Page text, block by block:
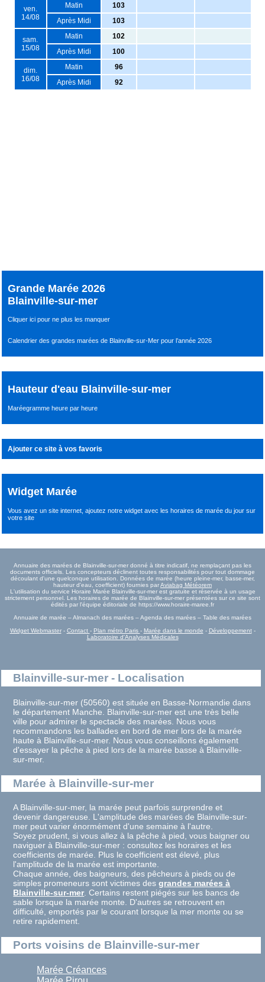
ven.
14/08
Matin
103
Après Midi
103
sam.
15/08
Matin
102
Après Midi
100
dim.
16/08
Matin
96
Après Midi
92
Grande Marée 2026
Blainville-sur-mer
Cliquer ici pour ne plus les manquer
Calendrier des grandes marées de Blainville-sur-Mer pour l’année 2026
Hauteur d'eau Blainville-sur-mer
Maréegramme heure par heure
Ajouter ce site à vos favoris
Widget Marée
Vous avez un site internet,ajoutez notre widget avec les horaires de marée du joursur
votre site
Annuaire des marées de Blainville-sur-mer donné à titre indicatif, ne remplaçant pas les
documents officiels. Les concepteurs déclinent toutes responsabilités pour tout dommage
découlant d'une quelconque utilisation. Données de marée (heure pleine-mer, basse-mer,
hauteur d'eau, coefficient) fournies parAviabag Météorem
L'utilisation du service Horaire Marée Blainville-sur-mer est gratuite et réservée à un usage
strictement personnel. Les horaires de marée de Blainville-sur-mer présentées sur ce site sont
édités par l'équipe éditoriale de https://www.horaire-maree.fr
Annuaire de marée – Almanach des marées – Agenda des marées – Table des marées
Widget Webmaster- Contact - Plan métro Paris - Marée dans le monde - Développement-
Laboratoire d'Analyses Médicales
Blainville-sur-mer - Localisation
Blainville-sur-mer (50560) est située en Basse-Normandie dans
le département Manche. Blainville-sur-mer est une très belle
ville pour admirer le spectacle des marées. Nous vous
recommandons les ballades en bord de mer lors de la marée
haute à Blainville-sur-mer. Nous vous conseillons également
d'essayer la pêche à pied lors de la marée basse à Blainville-
sur-mer.
Marée à Blainville-sur-mer
A Blainville-sur-mer, la marée peut parfois surprendre et
devenir dangereuse. L'amplitude des marées de Blainville-sur-
mer peut varier énormément d'une semaine à l'autre.
Soyez prudent, si vous allez à la pêche à pied, vous baigner ou
naviguer à Blainville-sur-mer : consultez les horaires et les
coefficients de marée. Plus le coefficient est élevé, plus
l'amplitude de la marée est importante.
Chaque année, des baigneurs, des pêcheurs à pieds ou de
simples promeneurs sont victimes desgrandes marées à
Blainville-sur-mer. Certains restent piégés sur les bancs de
sable lorsque la marée monte. D'autres se retrouvent en
difficulté, emportés par le courant lorsque la mer monte ou se
retire rapidement.
Ports voisins de Blainville-sur-mer
Marée Créances